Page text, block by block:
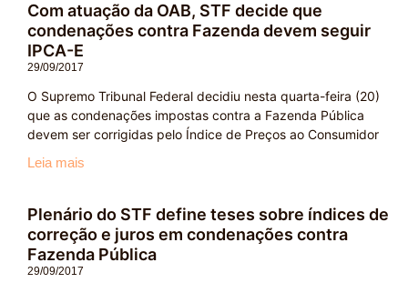
Com atuação da OAB, STF decide que
condenações contra Fazenda devem seguir
IPCA-E
29/09/2017
O Supremo Tribunal Federal decidiu nesta quarta-feira (20)
que as condenações impostas contra a Fazenda Pública
devem ser corrigidas pelo Índice de Preços ao Consumidor
Leia mais
Plenário do STF define teses sobre índices de
correção e juros em condenações contra
Fazenda Pública
29/09/2017